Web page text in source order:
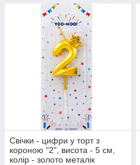
Свічки - цифри у торт з
короною "2", висота - 5 см,
колір - золото металік